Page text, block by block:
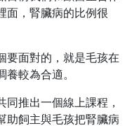
面，腎臟病的比例很
要面對的，就是毛孩在
較為合適。
推出一個線上課程，
助飼主與毛孩把腎臟病